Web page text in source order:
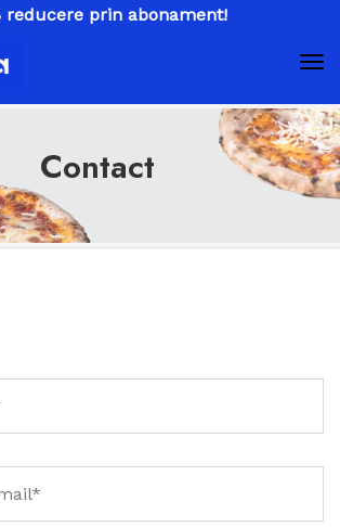
reducere prin abonament!
Contact